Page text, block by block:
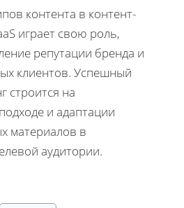
контента в контент-
играет свою роль,
репутации бренда и
клиентов. Успешный
строится на
и адаптации
материалов в
аудитории.